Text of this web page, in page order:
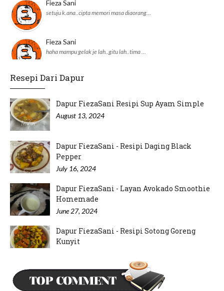
Fieza Sani
setuju k.ana..cipta memori masa diaorang…
Fieza Sani
haha mampu gelak je lah..gitu lah..tima …
adnil linda
Resepi Dari Dapur
Dapur FiezaSani Resipi Sup Ayam Simple
August 13, 2024
Dapur FiezaSani - Resipi Daging Black
Pepper
July 16, 2024
Dapur FiezaSani - Layan Avokado Smoothie
Homemade
June 27, 2024
Dapur FiezaSani - Resipi Sotong Goreng
Kunyit
Dapur FiezaSani - Resipi Hati Ayam Goreng
Kunyit